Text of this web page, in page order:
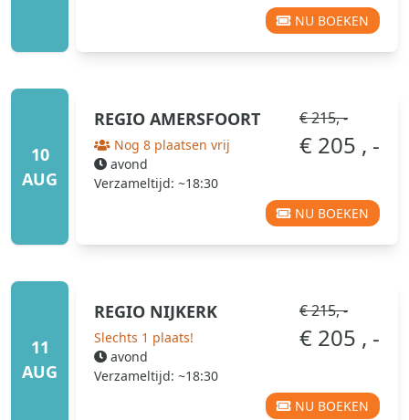
NU BOEKEN
10
AUG
REGIO AMERSFOORT
Nog 8 plaatsen vrij
avond
Verzameltijd: ~18:30
€ 215, -
€ 205 , -
NU BOEKEN
11
AUG
REGIO NIJKERK
Slechts 1 plaats!
avond
Verzameltijd: ~18:30
€ 215, -
€ 205 , -
NU BOEKEN